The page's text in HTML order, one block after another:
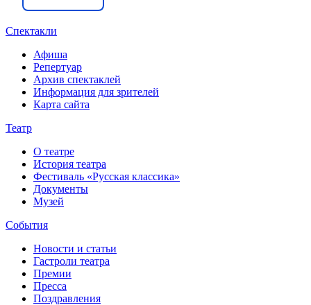
Спектакли
Афиша
Репертуар
Архив спектаклей
Информация для зрителей
Карта сайта
Театр
О театре
История театра
Фестиваль «Русская классика»
Документы
Музей
События
Новости и статьи
Гастроли театра
Премии
Пресса
Поздравления